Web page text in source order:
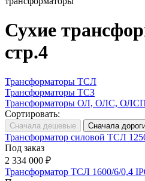
Сухие
стр.4
Трансформаторы ТСЛ
Трансформаторы ТСЗ
Трансформаторы ОЛ, ОЛС,
Сортировать:
Трансформатор силовой ТСЛ
Под заказ
2 334 000 ₽
Трансформатор ТСЛ 1600/6/0,4